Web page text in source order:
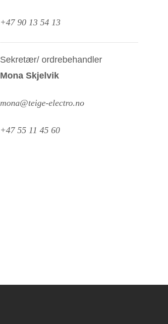
+47 90 13 54 13
Sekretær/ ordrebehandler
Mona Skjelvik
mona@teige-electro.no
+47 55 11 45 60